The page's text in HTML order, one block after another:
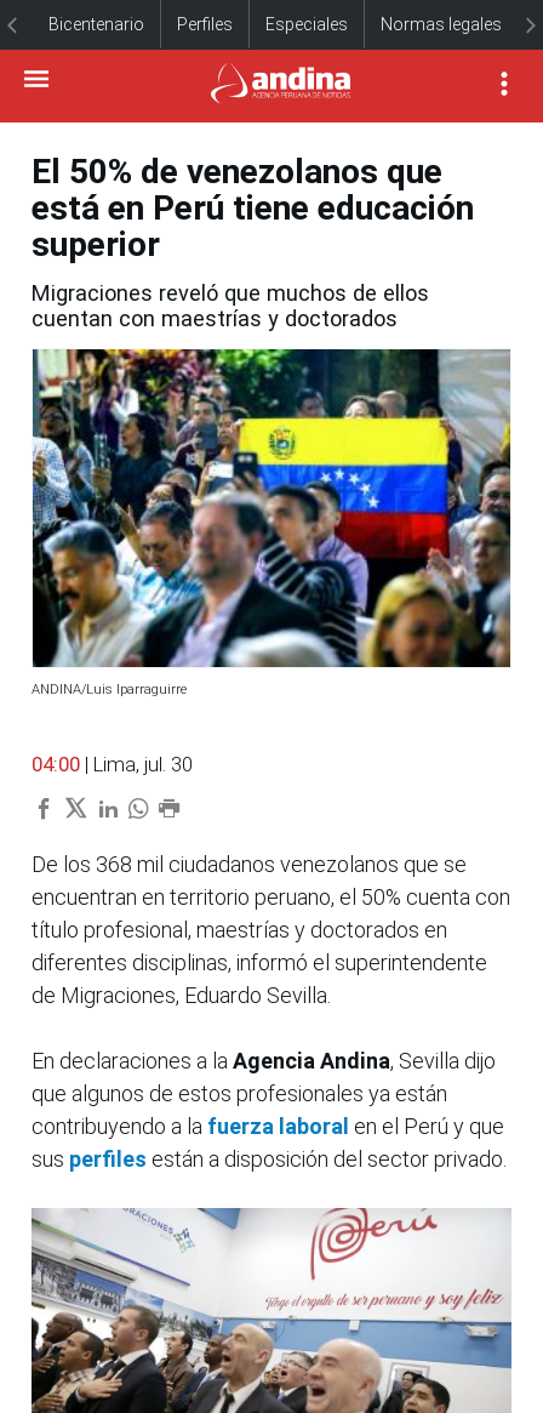
Bicentenario Perfiles Especiales Normas legales
El 50% de venezolanos que
está en Perú tiene educación
superior
Migraciones reveló que muchos de ellos
cuentan con maestrías y doctorados
ANDINA/Luis Iparraguirre
04:00 | Lima, jul. 30
De los 368 mil ciudadanos venezolanos que se
encuentran en territorio peruano, el 50% cuenta con
título profesional, maestrías y doctorados en
diferentes disciplinas, informó el superintendente
de Migraciones, Eduardo Sevilla.
En declaraciones a la Agencia Andina, Sevilla dijo
que algunos de estos profesionales ya están
contribuyendo a la fuerza laboral en el Perú y que
sus perfiles están a disposición del sector privado.